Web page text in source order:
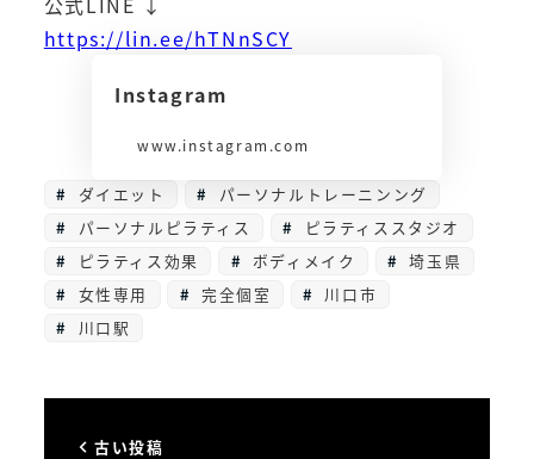
https://lin.ee/hTNnSCY
Instagram
www.instagram.com
ダイエット
パーソナルトレーニンング
パーソナルピラティス
ピラティススタジオ
ピラティス効果
ボディメイク
埼玉県
女性専用
完全個室
川口市
川口駅
古い投稿